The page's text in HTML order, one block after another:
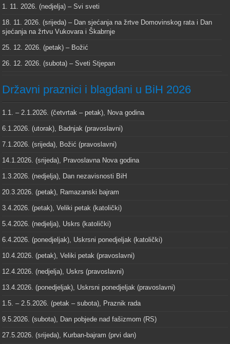
1. 11. 2026. (nedjelja) – Svi sveti
18. 11. 2026. (srijeda) – Dan sjećanja na žrtve Domovinskog rata i Dan
sjećanja na žrtvu Vukovara i Škabrnje
25. 12. 2026. (petak) – Božić
26. 12. 2026. (subota) – Sveti Stjepan
Državni praznici i blagdani u BiH 2026
1.1. – 2.1.2026. (četvrtak – petak), Nova godina
6.1.2026. (utorak), Badnjak (pravoslavni)
7.1.2026. (srijeda), Božić (pravoslavni)
14.1.2026. (srijeda), Pravoslavna Nova godina
1.3.2026. (nedjelja), Dan nezavisnosti BiH
20.3.2026. (petak), Ramazanski bajram
3.4.2026. (petak), Veliki petak (katolički)
5.4.2026. (nedjelja), Uskrs (katolički)
6.4.2026. (ponedjeljak), Uskrsni ponedjeljak (katolički)
10.4.2026. (petak), Veliki petak (pravoslavni)
12.4.2026. (nedjelja), Uskrs (pravoslavni)
13.4.2026. (ponedjeljak), Uskrsni ponedjeljak (pravoslavni)
1.5. – 2.5.2026. (petak – subota), Praznik rada
9.5.2026. (subota), Dan pobjede nad fašizmom (RS)
27.5.2026. (srijeda), Kurban-bajram (prvi dan)